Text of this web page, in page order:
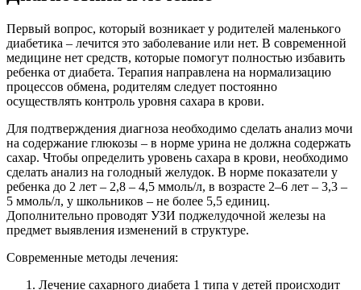
Первый вопрос, который возникает у родителей маленького
диабетика – лечится это заболевание или нет. В современной
медицине нет средств, которые помогут полностью избавить
ребенка от диабета. Терапия направлена на нормализацию
процессов обмена, родителям следует постоянно
осуществлять контроль уровня сахара в крови.
Для подтверждения диагноза необходимо сделать анализ мочи
на содержание глюкозы – в норме урина не должна содержать
сахар. Чтобы определить уровень сахара в крови, необходимо
сделать анализ на голодный желудок. В норме показатели у
ребенка до 2 лет – 2,8 – 4,5 ммоль/л, в возрасте 2–6 лет – 3,3 –
5 ммоль/л, у школьников – не более 5,5 единиц.
Дополнительно проводят УЗИ поджелудочной железы на
предмет выявления изменений в структуре.
Современные методы лечения:
Лечение сахарного диабета 1 типа у детей происходит